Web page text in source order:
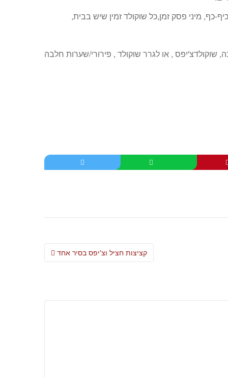
מיני פסק זמן,כל שוקולד זמין שיש בבית,
, או לגרר שוקולד , פירורי/שערות חלבה
Post
קציצות חציל וצ'יפס בסיר אחד